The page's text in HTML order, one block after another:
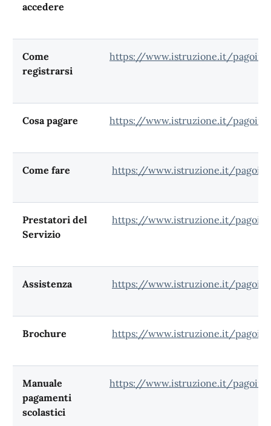
accedere
Come
registrarsi
https://www.istruzione.it/
Cosa pagare https://www.istruzione.it/
Come fare https://www.istruzione.it/
Prestatori del
Servizio
https://www.istruzione.it/
Assistenza https://www.istruzione.it/
Brochure https://www.istruzione.it/
Manuale
pagamenti
scolastici
https://www.istruzione.it/